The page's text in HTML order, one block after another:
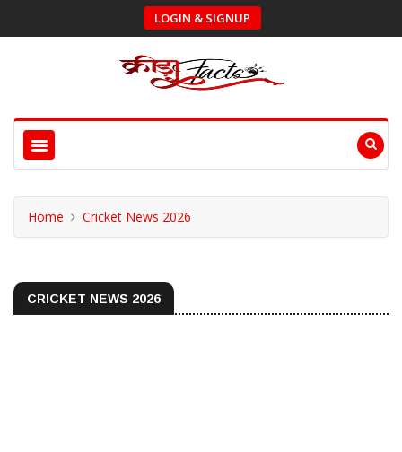
LOGIN & SIGNUP
Home Cricket News 2026
CRICKET NEWS 2026